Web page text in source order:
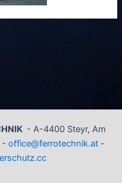
- A-4400 Steyr, Am
office@ferrotechnik.at-